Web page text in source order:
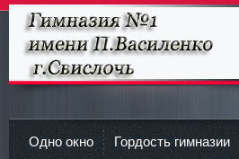
Гимназия №1 имени
Одно окно Гордость гимназии